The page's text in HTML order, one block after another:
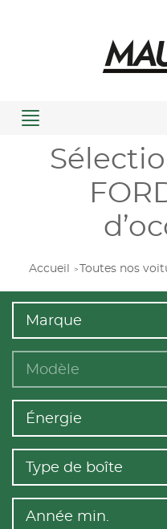
Menu
Accueil Toutes nos
Marque
Modèle
Énergie
Type de boîte
Année min.